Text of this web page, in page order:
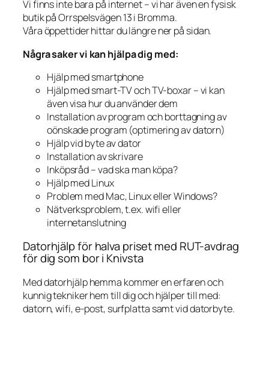
Vi finns inte bara på internet – vi har även en fysisk
butik på Orrspelsvägen 13 i Bromma.
Våra öppettider hittar du längre ner på sidan.
Några saker vi kan hjälpa dig med:
Hjälp med smartphone
Hjälp med smart-TV och TV-boxar – vi kan
även visa hur du använder dem
Installation av program och borttagning av
oönskade program (optimering av datorn)
Hjälp vid byte av dator
Installation av skrivare
Inköpsråd – vad ska man köpa?
Hjälp med Linux
Problem med Mac, Linux eller Windows?
Nätverksproblem, t.ex. wifi eller
internetanslutning
Datorhjälp för halva priset med RUT-avdrag
för dig som bor i Knivsta
Med datorhjälp hemma kommer en erfaren och
kunnig tekniker hem till dig och hjälper till med:
datorn, wifi, e-post, surfplatta samt vid datorbyte.